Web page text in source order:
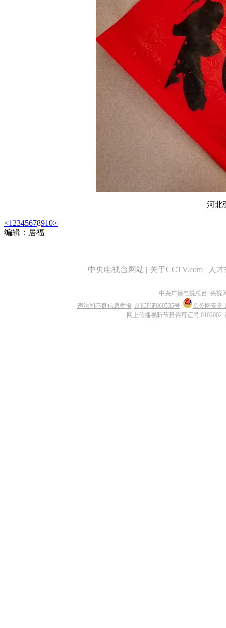
河北
<1 2345678910>
编辑：居福
中央电视台网站 | 关于CCTV.com | 人
中央广播电视总台 央视
违法和不良信息举报 京ICP证060535号
京公网安备
网上传播视听节目许可证号 0102002